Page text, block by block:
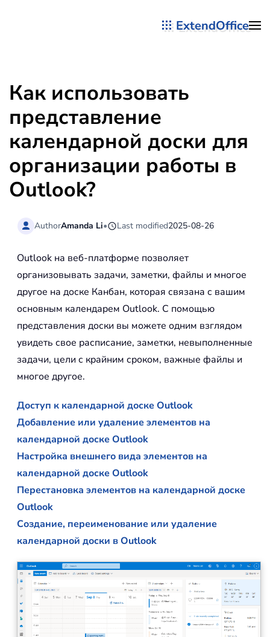
ExtendOffice
Как использовать
представление
календарной доски для
организации работы в
Outlook?
AuthorAmanda Li• Last modified2025-08-26
Outlook на веб-платформе позволяет
организовывать задачи, заметки, файлы и многое
другое на доске Канбан, которая связана с вашим
основным календарем Outlook. С помощью
представления доски вы можете одним взглядом
увидеть свое расписание, заметки, невыполненные
задачи, цели с крайним сроком, важные файлы и
многое другое.
Доступ к календарной доске Outlook
Добавление или удаление элементов на
календарной доске Outlook
Настройка внешнего вида элементов на
календарной доске Outlook
Перестановка элементов на календарной доске
Outlook
Создание, переименование или удаление
календарной доски в Outlook